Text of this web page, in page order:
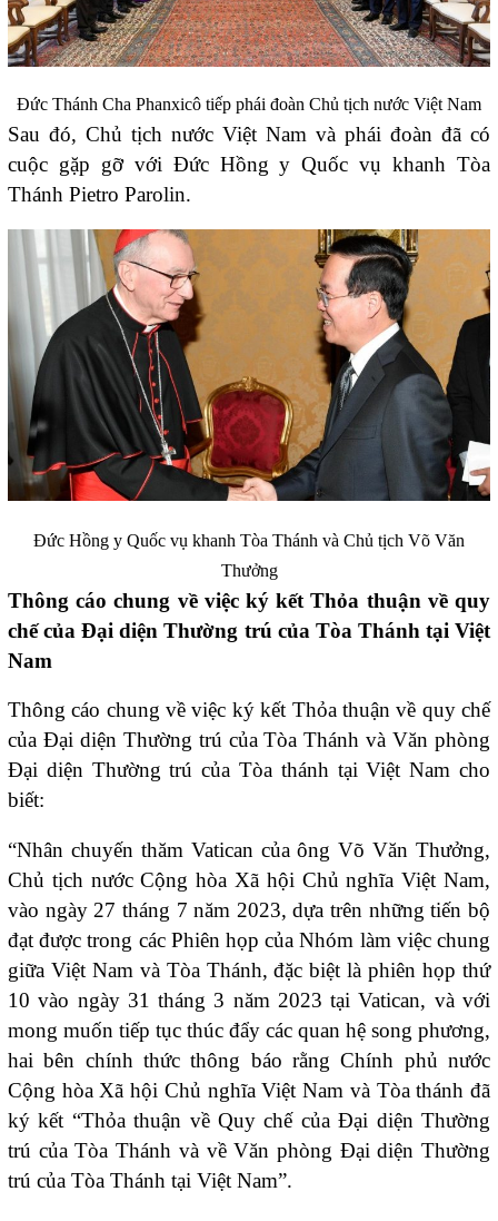
Đức Thánh Cha Phanxicô tiếp phái đoàn Chủ tịch nước Việt Nam
Sau đó, Chủ tịch nước Việt Nam và phái đoàn đã có
cuộc gặp gỡ với Đức Hồng y Quốc vụ khanh Tòa
Thánh Pietro Parolin.
Đức Hồng y Quốc vụ khanh Tòa Thánh và Chủ tịch Võ Văn
Thưởng
Thông cáo chung về việc ký kết Thỏa thuận về quy
chế của Đại diện Thường trú của Tòa Thánh tại Việt
Nam
Thông cáo chung về việc ký kết Thỏa thuận về quy chế
của Đại diện Thường trú của Tòa Thánh và Văn phòng
Đại diện Thường trú của Tòa thánh tại Việt Nam cho
biết:
“Nhân chuyến thăm Vatican của ông Võ Văn Thưởng,
Chủ tịch nước Cộng hòa Xã hội Chủ nghĩa Việt Nam,
vào ngày 27 tháng 7 năm 2023, dựa trên những tiến bộ
đạt được trong các Phiên họp của Nhóm làm việc chung
giữa Việt Nam và Tòa Thánh, đặc biệt là phiên họp thứ
10 vào ngày 31 tháng 3 năm 2023 tại Vatican, và với
mong muốn tiếp tục thúc đẩy các quan hệ song phương,
hai bên chính thức thông báo rằng Chính phủ nước
Cộng hòa Xã hội Chủ nghĩa Việt Nam và Tòa thánh đã
ký kết “Thỏa thuận về Quy chế của Đại diện Thường
trú của Tòa Thánh và về Văn phòng Đại diện Thường
trú của Tòa Thánh tại Việt Nam”.